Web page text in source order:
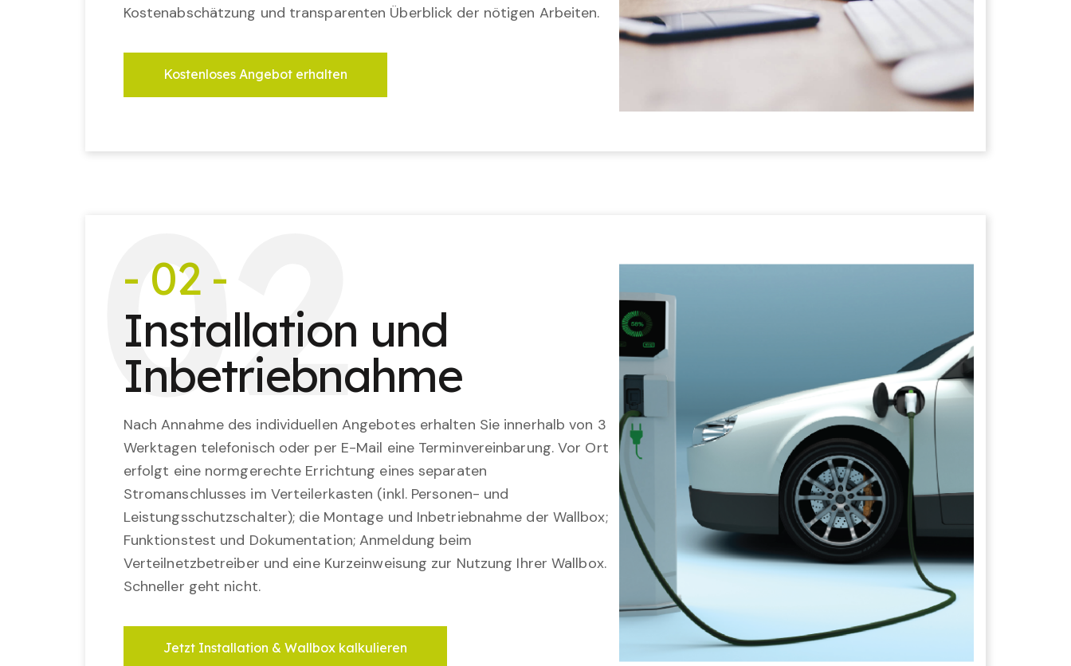
Kostenabschätzung und transparenten Überblick der nötigen Arbeiten.
Kostenloses Angebot erhalten
02
- 02 -
Installation und
Inbetriebnahme
Nach Annahme des individuellen Angebotes erhalten Sie innerhalb von 3
Werktagen telefonisch oder per E-Mail eine Terminvereinbarung. Vor Ort
erfolgt eine normgerechte Errichtung eines separaten
Stromanschlusses im Verteilerkasten (inkl. Personen- und
Leistungsschutzschalter); die Montage und Inbetriebnahme der Wallbox;
Funktionstest und Dokumentation; Anmeldung beim
Verteilnetzbetreiber und eine Kurzeinweisung zur Nutzung Ihrer Wallbox.
Schneller geht nicht.
Jetzt Installation & Wallbox kalkulieren